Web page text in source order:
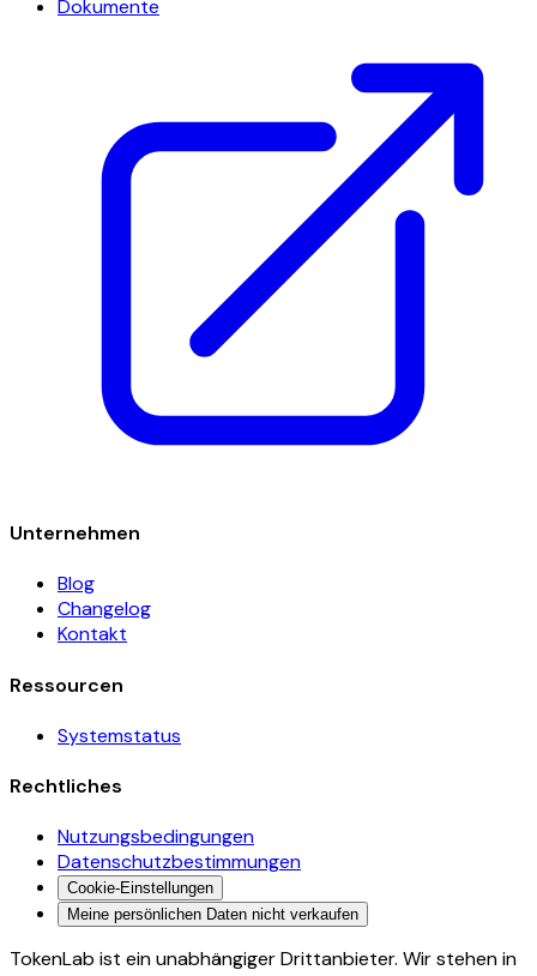
Dokumente
Unternehmen
Blog
Changelog
Kontakt
Ressourcen
Systemstatus
Rechtliches
Nutzungsbedingungen
Datenschutzbestimmungen
Cookie-Einstellungen
Meine persönlichen Daten nicht verkaufen
TokenLab ist ein unabhängiger Drittanbieter. Wir stehen in